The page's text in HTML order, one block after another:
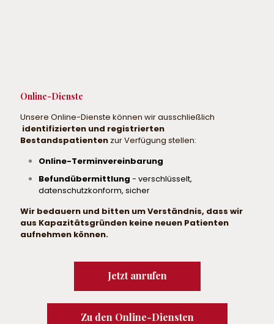
Online-Dienste
Unsere Online-Dienste können wir ausschließlich
identifizierten und registrierten
Bestandspatienten zur Verfügung stellen:
Online-Terminvereinbarung
Befundübermittlung - verschlüsselt,
datenschutzkonform, sicher
Wir bedauern und bitten um Verständnis, dass wir
aus Kapazitätsgründen keine neuen Patienten
aufnehmen können.
Jetzt anrufen
Zu den Online-Diensten